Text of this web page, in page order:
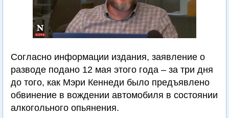
Согласно информации издания, заявление о
разводе подано 12 мая этого года – за три дня
до того, как Мэри Кеннеди было предъявлено
обвинение в вождении автомобиля в состоянии
алкогольного опьянения.